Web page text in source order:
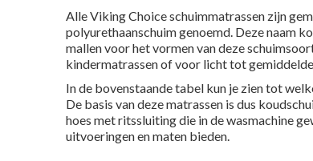
Alle Viking Choice schuimmatrassen zijn
polyurethaanschuim genoemd. Deze naam
mallen voor het vormen van deze
kindermatrassen of voor licht tot
In de bovenstaande tabel kun je zien tot
De basis van deze matrassen is dus
hoes met ritssluiting die in de wasmachine
uitvoeringen en maten bieden.